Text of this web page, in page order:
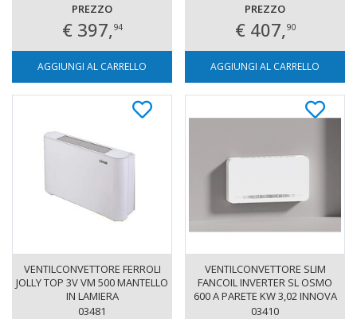
PREZZO
€ 397,94
AGGIUNGI AL CARRELLO
PREZZO
€ 407,90
AGGIUNGI AL CARRELLO
VENTILCONVETTORE FERROLI
JOLLY TOP 3V VM 500 MANTELLO
IN LAMIERA
03481
VENTILCONVETTORE SLIM
FANCOIL INVERTER SL OSMO
600 A PARETE KW 3,02 INNOVA
ATT. SX
03410